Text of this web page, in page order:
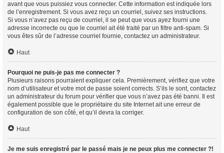
avant que vous puissiez vous connecter. Cette information est indiquée lors
de l’enregistrement. Si vous avez reçu un courriel, suivez ses instructions.
Si vous n’avez pas reçu de courriel, il se peut que vous ayez fourni une
adresse incorrecte ou que le courriel ait été traité par un filtre anti-spam. Si
vous êtes sûr de l’adresse courriel fournie, contactez un administrateur.
Haut
Pourquoi ne puis-je pas me connecter ?
Plusieurs raisons pourraient expliquer cela. Premièrement, vérifiez que votre
nom d’utilisateur et votre mot de passe soient corrects. S’ils le sont, contactez
un administrateur du forum pour vérifier que vous n’avez pas été banni. Il est
également possible que le propriétaire du site Internet ait une erreur de
configuration de son côté, et qu’il devra la corriger.
Haut
Je me suis enregistré par le passé mais je ne peux plus me connecter ?!